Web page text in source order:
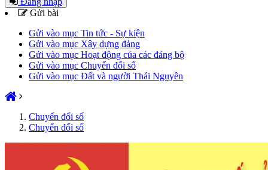
Gửi bài
Gửi vào mục Tin tức - Sự kiện
Gửi vào mục Xây dựng đảng
Gửi vào mục Hoạt động của các đảng bộ
Gửi vào mục Chuyển đổi số
Gửi vào mục Đất và người Thái Nguyên
Chuyển đổi số
Chuyển đổi số